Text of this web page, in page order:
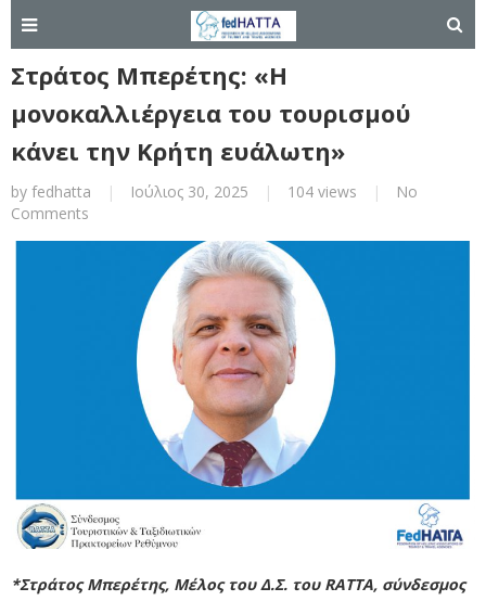
Στράτος Μπερέτης: «Η
μονοκαλλιέργεια του τουρισμού
κάνει την Κρήτη ευάλωτη»
by fedhatta | Ιούλιος 30, 2025 | 104 views |
No
Comments
*Στράτος Μπερέτης, Μέλος του Δ.Σ. του RATTA, σύνδεσμος